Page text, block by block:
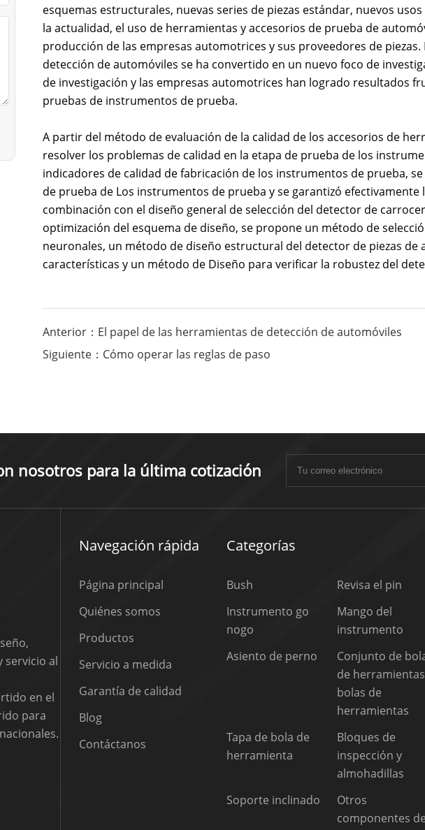
esquemas estructurales, nuevas series de piezas estándar, nuevos
la actualidad, el uso de herramientas y accesorios de prueba de
producción de las empresas automotrices y sus proveedores de
detección de automóviles se ha convertido en un nuevo foco de
de investigación y las empresas automotrices han logrado resultados
pruebas de instrumentos de prueba.
A partir del método de evaluación de la calidad de los accesorios de
resolver los problemas de calidad en la etapa de prueba de los
indicadores de calidad de fabricación de los instrumentos de prueba,
de prueba de Los instrumentos de prueba y se garantizó
combinación con el diseño general de selección del detector de
optimización del esquema de diseño, se propone un método de
neuronales, un método de diseño estructural del detector de piezas
características y un método de Diseño para verificar la robustez del
Anterior：El papel de las herramientas de detección de automóviles
Siguiente：Cómo operar las reglas de paso
nosotros para la última cotización
servicio al
en el
para
Navegación rápida
Página principal
Quiénes somos
Productos
Servicio a medida
Garantía de calidad
Blog
Contáctanos
Categorías
Bush
Revisa el pin
Instrumento go
nogo
Mango del
instrumento
Asiento de perno
Conjunto de
de
bolas de
herramientas
Tapa de bola de
herramienta
Bloques de
inspección y
almohadillas
Soporte inclinado
Otros
componentes de